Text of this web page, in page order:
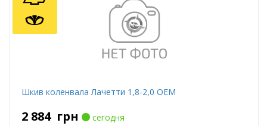
Шкив коленвала Лачетти 1,8-2,0 OEM
2 884 грн
сегодня